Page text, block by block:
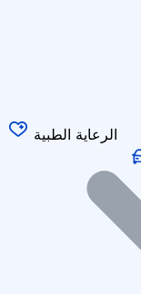
الرعاية الطبية